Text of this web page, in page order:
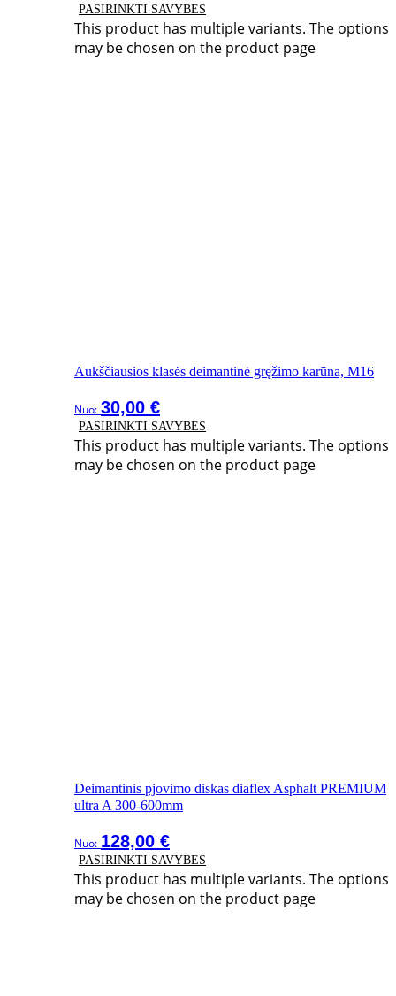
PASIRINKTI SAVYBES
This product has multiple variants. The options
may be chosen on the product page
Aukščiausios klasės deimantinė gręžimo karūna, M16
Nuo: 30,00 €
PASIRINKTI SAVYBES
This product has multiple variants. The options
may be chosen on the product page
Deimantinis pjovimo diskas diaflex Asphalt PREMIUM
ultra A 300-600mm
Nuo: 128,00 €
PASIRINKTI SAVYBES
This product has multiple variants. The options
may be chosen on the product page